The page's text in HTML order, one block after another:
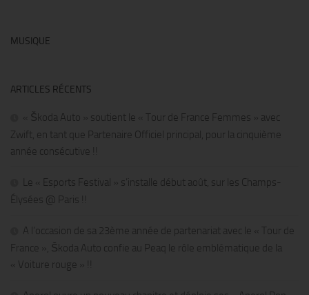
MUSIQUE
ARTICLES RÉCENTS
« Škoda Auto » soutient le « Tour de France Femmes » avec
Zwift, en tant que Partenaire Officiel principal, pour la cinquième
année consécutive !!
Le « Esports Festival » s’installe début août, sur les Champs-
Élysées @ Paris !!
A l’occasion de sa 23ème année de partenariat avec le « Tour de
France », Škoda Auto confie au Peaq le rôle emblématique de la
« Voiture rouge » !!